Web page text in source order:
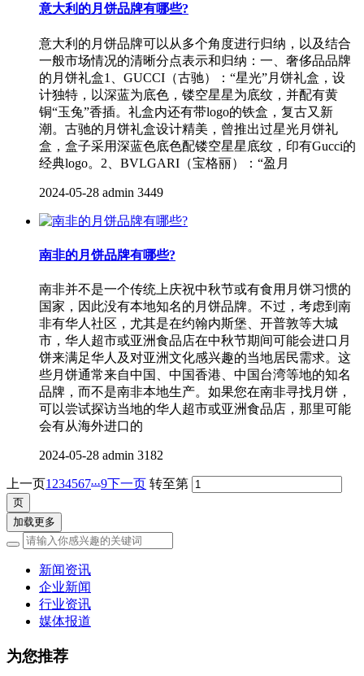
意大利的月饼品牌有哪些?
意大利的月饼品牌可以从多个角度进行归纳，以及结合
一般市场情况的清晰分点表示和归纳：一、奢侈品品牌
的月饼礼盒1、GUCCI（古驰）：“星光”月饼礼盒，设
计独特，以深蓝为底色，镂空星星为底纹，并配有黄
铜“玉兔”香插。礼盒内还有带logo的铁盒，复古又新
潮。古驰的月饼礼盒设计精美，曾推出过星光月饼礼
盒，盒子采用深蓝色底色配镂空星星底纹，印有Gucci的
经典logo。2、BVLGARI（宝格丽）：“盈月
2024-05-28 admin 3449
南非的月饼品牌有哪些?
南非并不是一个传统上庆祝中秋节或有食用月饼习惯的
国家，因此没有本地知名的月饼品牌。不过，考虑到南
非有华人社区，尤其是在约翰内斯堡、开普敦等大城
市，华人超市或亚洲食品店在中秋节期间可能会进口月
饼来满足华人及对亚洲文化感兴趣的当地居民需求。这
些月饼通常来自中国、中国香港、中国台湾等地的知名
品牌，而不是南非本地生产。如果您在南非寻找月饼，
可以尝试探访当地的华人超市或亚洲食品店，那里可能
会有从海外进口的
2024-05-28 admin 3182
上一页1 234567...9下一页 转至第
加载更多
新闻资讯
企业新闻
行业资讯
媒体报道
为您推荐